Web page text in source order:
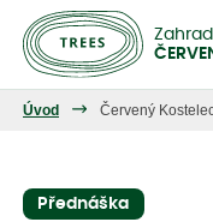
Úvod Červený
Přednáška